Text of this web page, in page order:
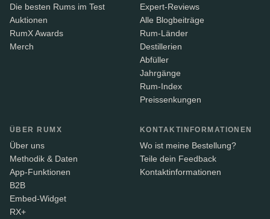
Die besten Rums im Test
Auktionen
RumX Awards
Merch
Expert-Reviews
Alle Blogbeiträge
Rum-Länder
Destillerien
Abfüller
Jahrgänge
Rum-Index
Preissenkungen
ÜBER RUMX
Über uns
Methodik & Daten
App-Funktionen
B2B
Embed-Widget
RX+
KONTAKTINFORMATIONEN
Wo ist meine Bestellung?
Teile dein Feedback
Kontaktinformationen